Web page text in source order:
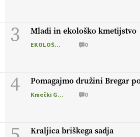
3 Mladi in ekološko kmetijstvo
EKOLOŠKO LOGIČNO 0
4 Pomagajmo družini Bregar
Kmečki Glas 0
Kraljica briškega sadja